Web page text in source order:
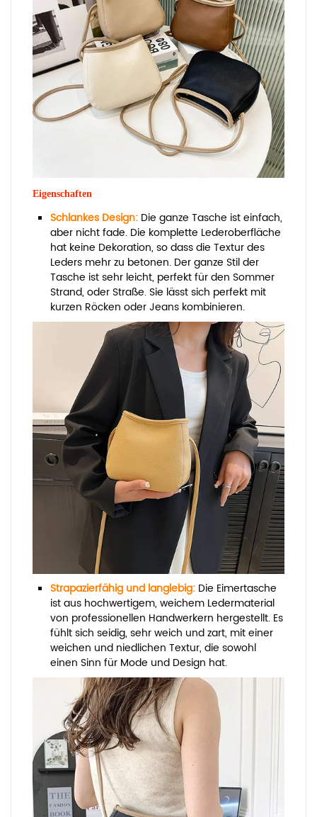
Eigenschaften
Schlankes Design: Die ganze Tasche ist einfach,
aber nicht fade. Die komplette Lederoberfläche
hat keine Dekoration, so dass die Textur des
Leders mehr zu betonen. Der ganze Stil der
Tasche ist sehr leicht, perfekt für den Sommer
Strand, oder Straße. Sie lässt sich perfekt mit
kurzen Röcken oder Jeans kombinieren.
Strapazierfähig und langlebig: Die Eimertasche
ist aus hochwertigem, weichem Ledermaterial
von professionellen Handwerkern hergestellt. Es
fühlt sich seidig, sehr weich und zart, mit einer
weichen und niedlichen Textur, die sowohl
einen Sinn für Mode und Design hat.